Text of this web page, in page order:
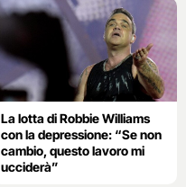
La lotta di Robbie Williams
con la depressione: “Se non
cambio, questo lavoro mi
ucciderà”